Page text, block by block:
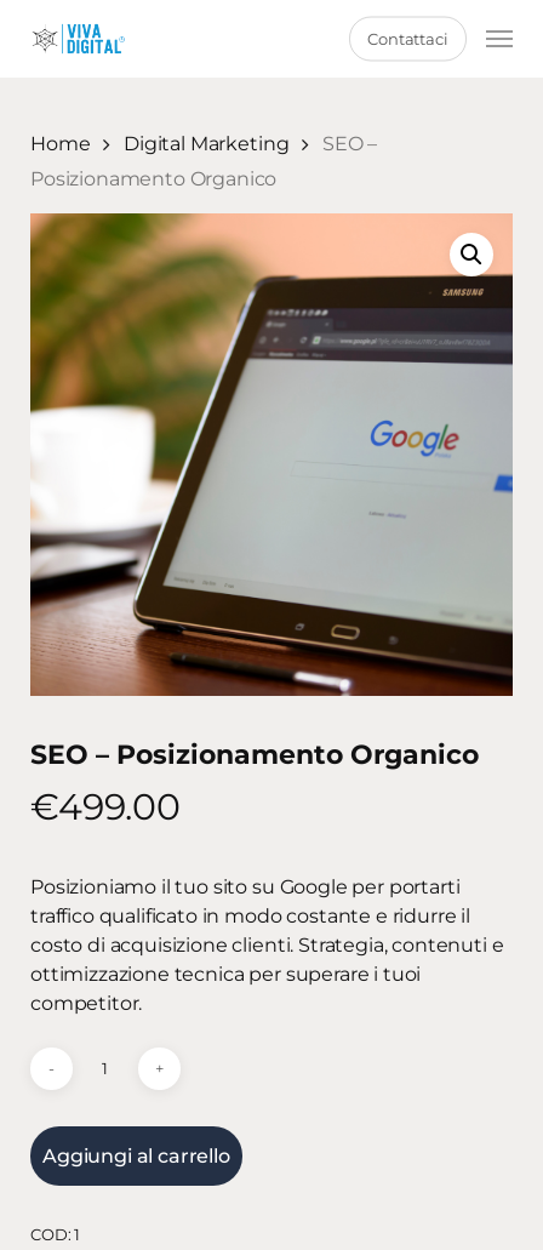
Contattaci
Home Digital Marketing
SEO –
Posizionamento Organico
SEO – Posizionamento Organico
€499.00
Posizioniamo il tuo sito su Google per portarti
traffico qualificato in modo costante e ridurre il
costo di acquisizione clienti. Strategia, contenuti e
ottimizzazione tecnica per superare i tuoi
competitor.
Aggiungi al carrello
COD:1